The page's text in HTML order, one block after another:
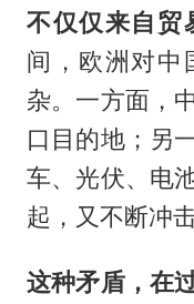
不仅仅来自贸
间，欧洲对中
杂。一方面，
口目的地；另
车、光伏、电
起，又不断冲
这种矛盾，在